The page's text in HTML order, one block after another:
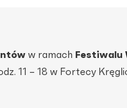
w ramach
11 – 18 w Fortecy